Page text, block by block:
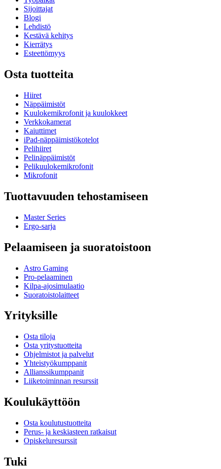
Sijoittajat
Blogi
Lehdistö
Kestävä kehitys
Kierrätys
Esteettömyys
Osta tuotteita
Hiiret
Näppäimistöt
Kuulokemikrofonit ja kuulokkeet
Verkkokamerat
Kaiuttimet
iPad-näppäimistökotelot
Pelihiiret
Pelinäppäimistöt
Pelikuulokemikrofonit
Mikrofonit
Tuottavuuden tehostamiseen
Master Series
Ergo-sarja
Pelaamiseen ja suoratoistoon
Astro Gaming
Pro-pelaaminen
Kilpa-ajosimulaatio
Suoratoistolaitteet
Yrityksille
Osta tiloja
Osta yritystuotteita
Ohjelmistot ja palvelut
Yhteistyökumppanit
Allianssikumppanit
Liiketoiminnan resurssit
Koulukäyttöön
Osta koulutustuotteita
Perus- ja keskiasteen ratkaisut
Opiskeluresurssit
Tuki